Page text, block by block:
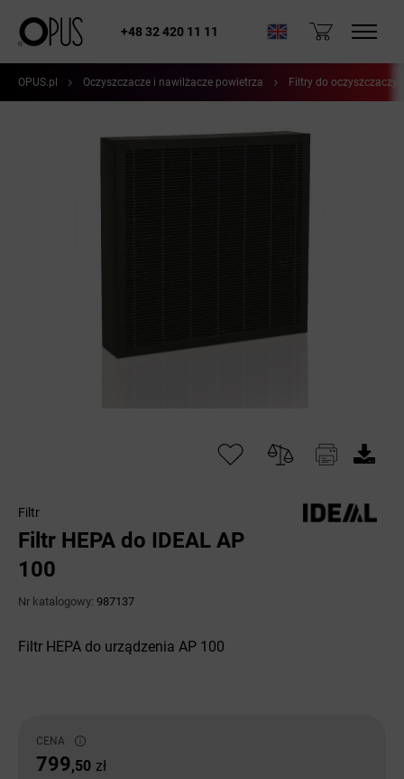
+48 32 420 11 11
OPUS.pl Oczyszczacze i nawilżacze powietrza Filtry do oczyszczaczy
Filtr
Filtr HEPA do IDEAL AP
100
Nr katalogowy: 987137
CENA
799,50 zł
Filtr HEPA do urządzenia AP 100